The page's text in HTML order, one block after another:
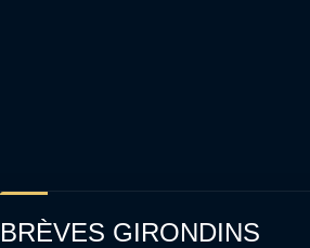
BRÈVES GIRONDINS